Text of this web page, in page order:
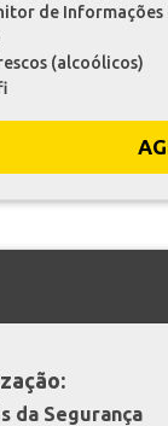
de Informações
(alcoólicos)
da Segurança